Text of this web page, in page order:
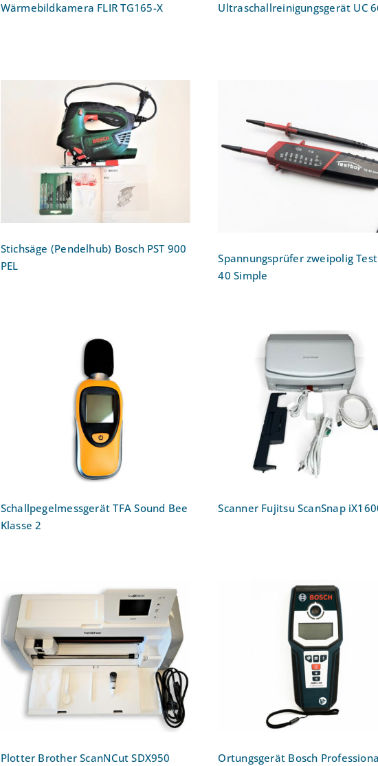
Wärmebildkamera FLIR TG165-X Ultraschallreinigungsgerät UC
Stichsäge (Pendelhub)
Bosch PST 900 PEL
Stichsäge (Pendelhub) Bosch PST 900
PEL
Spannungsprüfer
Testboy 40 Simple
Spannungsprüfer zweipolig
40 Simple
Schallpegelmessgerät TFA
Sound Bee Klasse 2
Schallpegelmessgerät TFA Sound Bee
Klasse 2
Scanner Fujitsu
iX1600
Scanner Fujitsu ScanSnap
Plotter Brother ScanNCut
SDX950
Plotter Brother ScanNCut SDX950
Ortungsgerät Bosch
Professional GMS120
Ortungsgerät Bosch